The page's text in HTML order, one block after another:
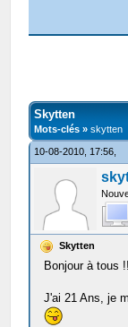
Skytten
Mots-clés »skytten
10-08-2010, 17:56,
Skytten
Bonjour à tous
J'ai 21 Ans, je